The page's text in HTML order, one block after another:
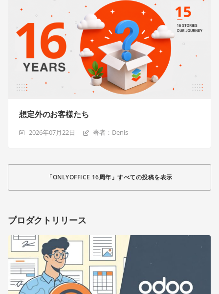
想定外のお客様たち
2026年07月22日 著者：Denis
「ONLYOFFICE 16周年」すべての投稿を表示
プロダクトリリース